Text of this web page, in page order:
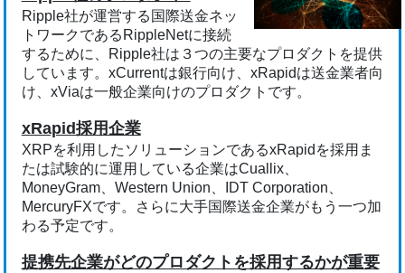
Ripple社が運営する国際送金ネッ
トワークであるRippleNetに接続
するために、Ripple社は３つの主要なプロダクトを提供
しています。xCurrentは銀行向け、xRapidは送金業者向
け、xViaは一般企業向けのプロダクトです。
xRapid採用企業
XRPを利用したソリューションであるxRapidを採用ま
たは試験的に運用している企業はCuallix、
MoneyGram、Western Union、IDT Corporation、
MercuryFXです。さらに大手国際送金企業がもう一つ加
わる予定です。
提携先企業がどのプロダクトを採用するかが重要